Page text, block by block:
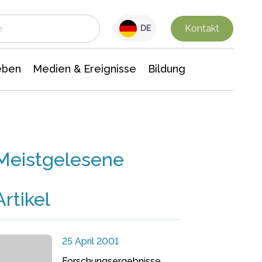
DE Kontakt
Medien & Ereignisse Bildung
25 April 2001